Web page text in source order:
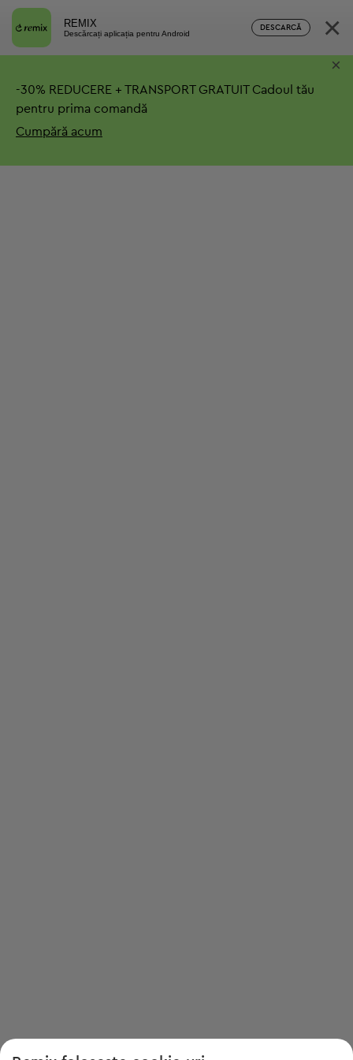
REMIX
Descărcați aplicația pentru Android
DESCARCĂ ×
-30% REDUCERE + TRANSPORT GRATUITCadoul tău
pentru prima comandă
Cumpără acum
×